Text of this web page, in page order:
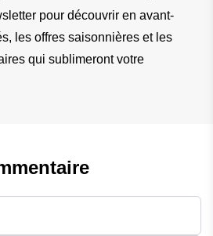
pour découvrir en avant-
les offres saisonnières et les
qui sublimeront votre